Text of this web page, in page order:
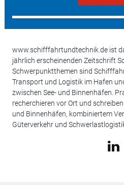
www.schifffahrtundtechnik.de ist
jährlich erscheinenden Zeitschrift
Schwerpunktthemen sind
Transport und Logistik im Hafen
zwischen See- und Binnenhäfen.
recherchieren vor Ort und
und Binnenhäfen, kombiniertem
Güterverkehr und